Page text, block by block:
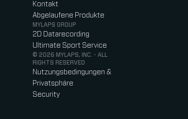
Kontakt
Abgelaufene Produkte
MYLAPS GROUP
2D Datarecording
Ultimate Sport Service
© 2026 MYLAPS, INC. - ALL
RIGHTS RESERVED
Nutzungsbedingungen &
Privatsphäre
Security